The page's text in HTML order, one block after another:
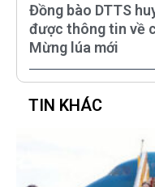
Đồng bào DTTS
được thông tin về
Mừng lúa mới
TIN KHÁC